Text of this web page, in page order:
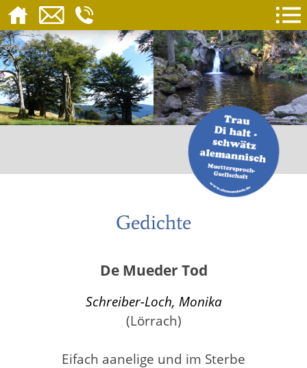
Gedichte
De Mueder Tod
Schreiber-Loch, Monika
(Lörrach)
Eifach aanelige und im Sterbe